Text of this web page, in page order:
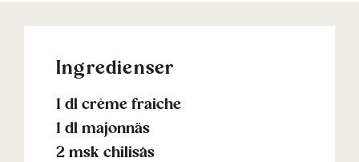
Ingredienser
1 dl crème fraiche
1 dl majonnäs
2 msk chilisås